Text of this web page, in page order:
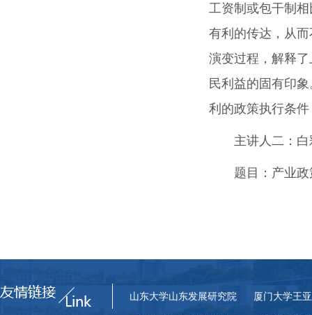
工资制或包干制
有利的传达，从
演变过程，解释
民利益的固有印
利的政策执行条
主讲人二 ：
题目： 产业
山东大学山东发展研究院 厦门大学王